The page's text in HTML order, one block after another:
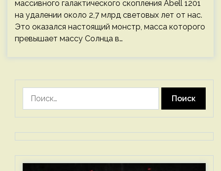
массивного галактического скопления Abell 1201
на удалении около 2,7 млрд световых лет от нас.
Это оказался настоящий монстр, масса которого
превышает массу Солнца в…